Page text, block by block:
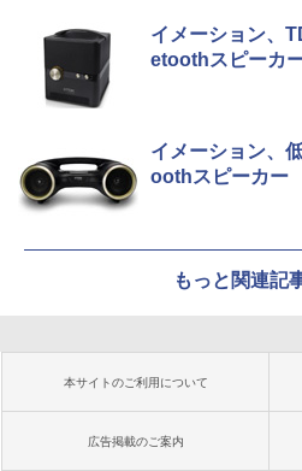
イメーション、
etoothスピーカ
イメーション、
oothスピーカー
もっと関連記
本サイトのご利用について
広告掲載のご案内